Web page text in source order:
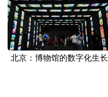
北京：博物馆的数字化生长